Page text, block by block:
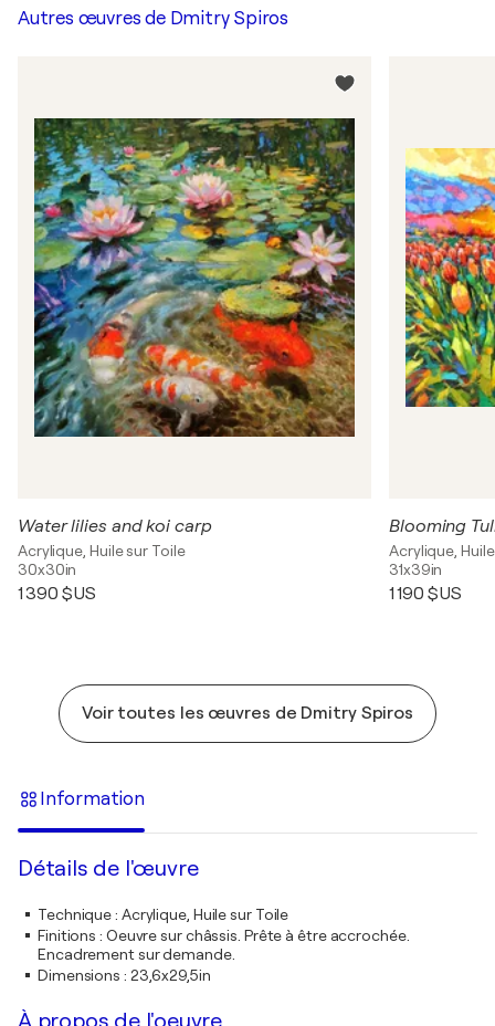
Autres œuvres de Dmitry Spiros
Water lilies and koi carp
Acrylique, Huile sur Toile
30x30in
1 390 $US
Blooming
Acrylique,
31x39in
1 190 $US
Voir toutes les œuvres de Dmitry Spiros
Information
Détails de l'œuvre
Technique: Acrylique, Huile sur Toile
Finitions : Oeuvre sur châssis. Prête à être accrochée.
Encadrement sur demande.
Dimensions : 23,6x29,5in